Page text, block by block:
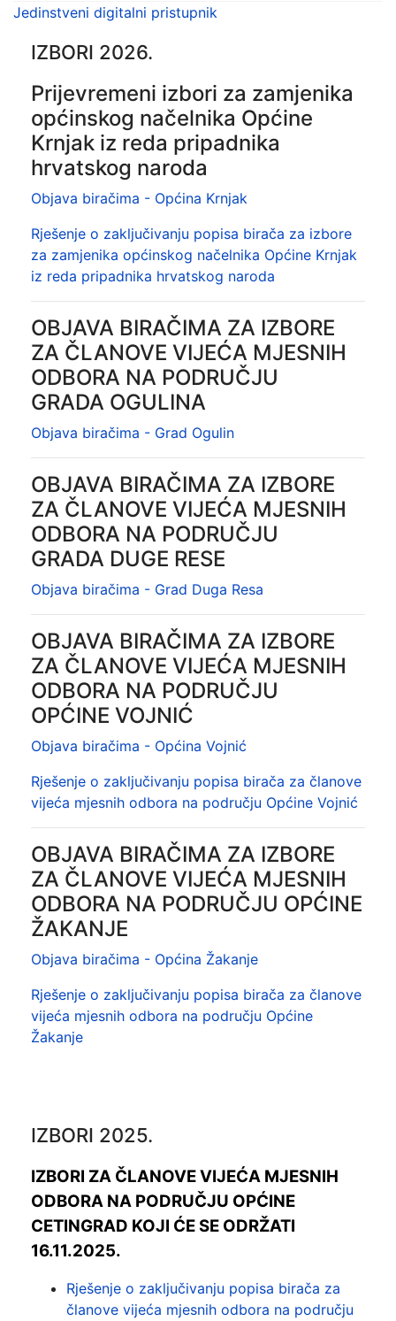
Jedinstveni digitalni pristupnik
IZBORI 2026.
Prijevremeni izbori za zamjenika
općinskog načelnika Općine
Krnjak iz reda pripadnika
hrvatskog naroda
Objava biračima - Općina Krnjak
Rješenje o zaključivanju popisa birača za izbore
za zamjenika općinskog načelnika Općine Krnjak
iz reda pripadnika hrvatskog naroda
OBJAVA BIRAČIMA ZA IZBORE
ZA ČLANOVE VIJEĆA MJESNIH
ODBORA NA PODRUČJU
GRADA OGULINA
Objava biračima - Grad Ogulin
OBJAVA BIRAČIMA ZA IZBORE
ZA ČLANOVE VIJEĆA MJESNIH
ODBORA NA PODRUČJU
GRADA DUGE RESE
Objava biračima - Grad Duga Resa
OBJAVA BIRAČIMA ZA IZBORE
ZA ČLANOVE VIJEĆA MJESNIH
ODBORA NA PODRUČJU
OPĆINE VOJNIĆ
Objava biračima - Općina Vojnić
Rješenje o zaključivanju popisa birača za članove
vijeća mjesnih odbora na području Općine Vojnić
OBJAVA BIRAČIMA ZA IZBORE
ZA ČLANOVE VIJEĆA MJESNIH
ODBORA NA PODRUČJU OPĆINE
ŽAKANJE
Objava biračima - Općina Žakanje
Rješenje o zaključivanju popisa birača za članove
vijeća mjesnih odbora na području Općine
Žakanje
IZBORI 2025.
IZBORI ZA ČLANOVE VIJEĆA MJESNIH
ODBORA NA PODRUČJU OPĆINE
CETINGRAD KOJI ĆE SE ODRŽATI
16.11.2025.
Rješenje o zaključivanju popisa birača za
članove vijeća mjesnih odbora na području